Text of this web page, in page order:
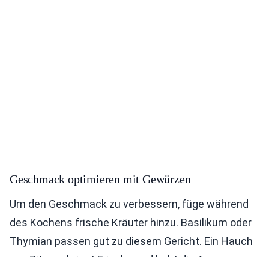
Geschmack optimieren mit Gewürzen
Um den Geschmack zu verbessern, füge während
des Kochens frische Kräuter hinzu. Basilikum oder
Thymian passen gut zu diesem Gericht. Ein Hauch